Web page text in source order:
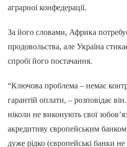
аграрної конфедерації.
За його словами, Африка
продовольства, але Україна
спробі його постачання.
“Ключова проблема – немає
гарантій оплати, – розповідає
ніколи не виконують свої
акредитиву європейським
дуже рідко (європейські банки